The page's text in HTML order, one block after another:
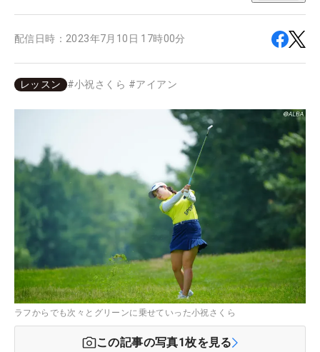
配信日時： 2023年7月10日 17時00分
レッスン #小祝さくら #アイアン
ラフからでも次々とグリーンに乗せていった小祝さくら
この記事の写真1枚を見る